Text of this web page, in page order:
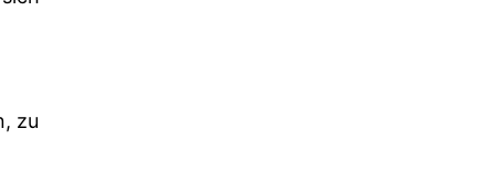
zu